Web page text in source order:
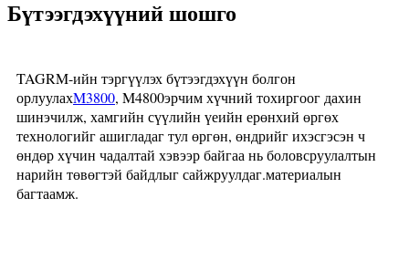
Бүтээгдэхүүний шошго
TAGRM-ийн тэргүүлэх бүтээгдэхүүн болгон
орлуулахM3800, M4800эрчим хүчний тохиргоог дахин
шинэчилж, хамгийн сүүлийн үеийн ерөнхий өргөх
технологийг ашигладаг тул өргөн, өндрийг ихэсгэсэн ч
өндөр хүчин чадалтай хэвээр байгаа нь боловсруулалтын
нарийн төвөгтэй байдлыг сайжруулдаг.материалын
багтаамж.